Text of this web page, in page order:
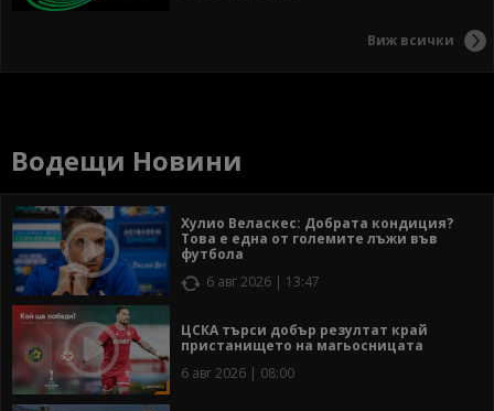
Виж всички
Водещи Новини
Хулио Веласкес: Добрата кондиция?
Това е една от големите лъжи във
футбола
6 авг 2026 | 13:47
ЦСКА търси добър резултат край
пристанището на магьосницата
6 авг 2026 | 08:00